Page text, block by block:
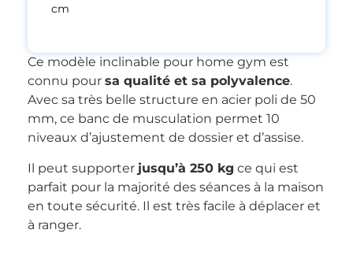
cm
Ce modèle inclinable pour home gym est
connu pour sa qualité et sa polyvalence.
Avec sa très belle structure en acier poli de 50
mm, ce banc de musculation permet 10
niveaux d’ajustement de dossier et d’assise.
Il peut supporter jusqu’à 250 kg ce qui est
parfait pour la majorité des séances à la maison
en toute sécurité. Il est très facile à déplacer et
à ranger.